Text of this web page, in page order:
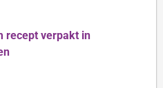
recept verpakt in